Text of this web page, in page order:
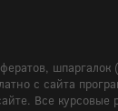
с сайта
Все курсовые